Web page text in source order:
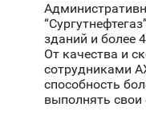
зданий и более
От качества и
сотрудниками
способность
выполнять свои